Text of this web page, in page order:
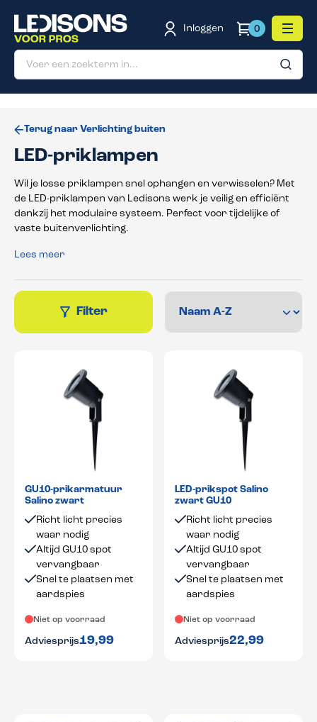
hoofdinhoud
Inloggen
0
Terug naar Verlichting buiten
LED-priklampen
Wil je losse priklampen snel ophangen en verwisselen? Met
de LED-priklampen van Ledisons werk je veilig en efficiënt
dankzij het modulaire systeem. Perfect voor tijdelijke of
vaste buitenverlichting.
Lees meer
Filter
GU10-prikarmatuur
Salino zwart
Richt licht precies
waar nodig
Altijd GU10 spot
vervangbaar
Snel te plaatsen met
aardspies
Niet op voorraad
Adviesprijs19,99
LED-prikspot Salino
zwart GU10
Richt licht precies
waar nodig
Altijd GU10 spot
vervangbaar
Snel te plaatsen met
aardspies
Niet op voorraad
Adviesprijs22,99